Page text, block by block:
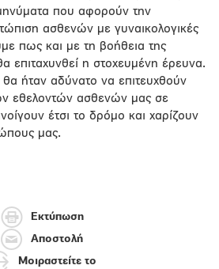
που αφορούν την
ασθενών με γυναικολογικές
πως και με τη βοήθεια της
επιταχυνθεί η στοχευμένη έρευνα.
θα ήταν αδύνατο να επιτευχθούν
εθελοντών ασθενών μας σε
έτσι το δρόμο και χαρίζουν
μας.
Εκτύπωση
Αποστολή
Μοιραστείτε το